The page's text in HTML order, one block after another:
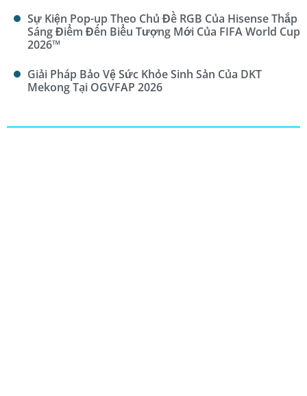
Sự Kiện Pop-up Theo Chủ Đề RGB Của Hisense Thắp
Sáng Điểm Đến Biểu Tượng Mới Của FIFA World Cup
2026™
Giải Pháp Bảo Vệ Sức Khỏe Sinh Sản Của DKT
Mekong Tại OGVFAP 2026